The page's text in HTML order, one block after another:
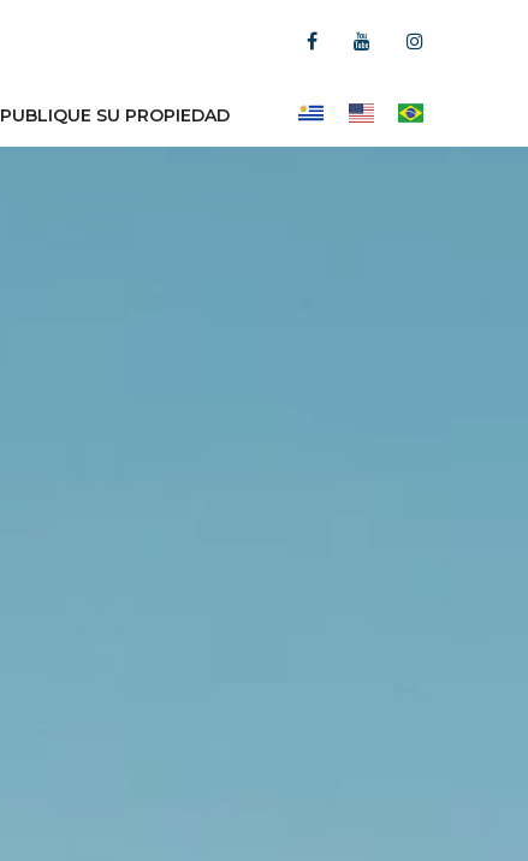
PUBLIQUE SU PROPIEDAD